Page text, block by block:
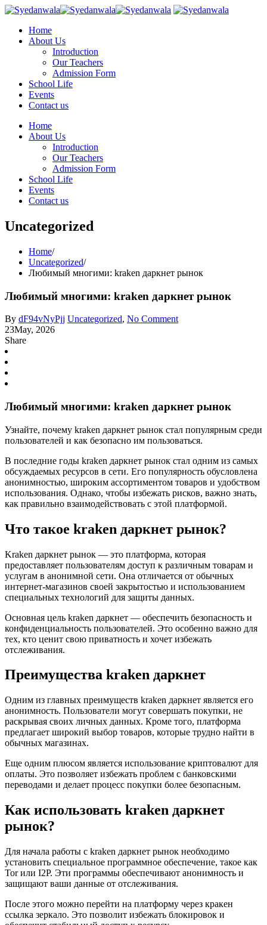
Home
About Us
Introduction
Our Teachers
Admission Form
School Life
Events
Contact us
Home
About Us
Introduction
Our Teachers
Admission Form
School Life
Events
Contact us
Uncategorized
Home/
Uncategorized/
Любимый многими: kraken даркнет рынок
Любимый многими: kraken даркнет рынок
By dF94vNyPjj Uncategorized, No Comment
23May, 2026
Share
Любимый многими: kraken даркнет рынок
Узнайте, почему kraken даркнет рынок стал популярным среди
пользователей и как безопасно им пользоваться.
В последние годы kraken даркнет рынок стал одним из самых
обсуждаемых ресурсов в сети. Его популярность обусловлена
анонимностью, широким ассортиментом товаров и удобством
использования. Однако, чтобы избежать рисков, важно знать,
как правильно взаимодействовать с этой платформой.
Что такое kraken даркнет рынок?
Kraken даркнет рынок — это платформа, которая
предоставляет пользователям доступ к различным товарам и
услугам в анонимной сети. Она отличается от обычных
интернет-магазинов своей закрытостью и использованием
специальных технологий для защиты данных.
Основная цель kraken даркнет — обеспечить безопасность и
конфиденциальность пользователей. Это особенно важно для
тех, кто ценит свою приватность и хочет избежать
отслеживания.
Преимущества kraken даркнет
Одним из главных преимуществ kraken даркнет является его
анонимность. Пользователи могут совершать покупки, не
раскрывая своих личных данных. Кроме того, платформа
предлагает широкий выбор товаров, которые трудно найти в
обычных магазинах.
Еще одним плюсом является использование криптовалют для
оплаты. Это позволяет избежать проблем с банковскими
переводами и делает процесс покупки более безопасным.
Как использовать kraken даркнет
рынок?
Для начала работы с kraken даркнет рынок необходимо
установить специальное программное обеспечение, такое как
Tor или I2P. Эти программы обеспечивают анонимность и
защищают ваши данные от отслеживания.
После этого можно перейти на платформу через кракен
ссылка зеркало. Это позволит избежать блокировок и